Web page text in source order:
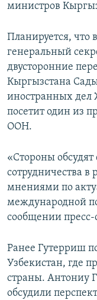
министров
Планируется, что
генеральный
двусторонние
Кыргызстана
иностранных дел
посетит один из
ООН.
«Стороны
сотрудничества
мнениями по
международной
сообщении
Ранее Гутерриш
Узбекистан, где
страны. Антониу
обсудили